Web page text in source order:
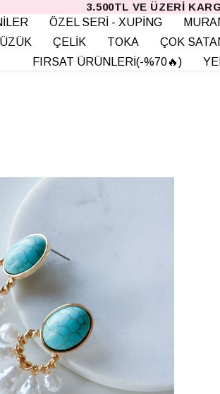
3.500TL VE ÜZERI KARGO HEDIYE
ÖZEL SERİ - XUPİNG
ÇELİK TOKA ÇOK
FIRSAT ÜRÜNLERİ(-%70🔥)